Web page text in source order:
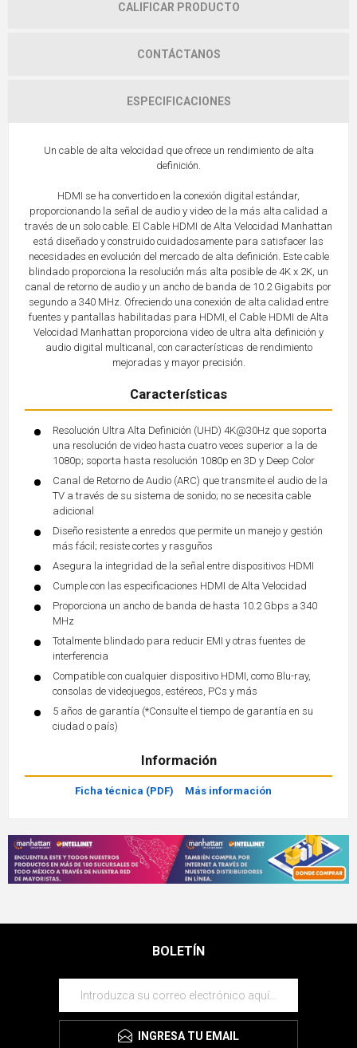
CALIFICAR PRODUCTO
CONTÁCTANOS
ESPECIFICACIONES
Un cable de alta velocidad que ofrece un rendimiento de alta
definición.
HDMI se ha convertido en la conexión digital estándar,
proporcionando la señal de audio y video de la más alta calidad a
través de un solo cable. El Cable HDMI de Alta Velocidad Manhattan
está diseñado y construido cuidadosamente para satisfacer las
necesidades en evolución del mercado de alta definición. Este cable
blindado proporciona la resolución más alta posible de 4K x 2K, un
canal de retorno de audio y un ancho de banda de 10.2 Gigabits por
segundo a 340 MHz. Ofreciendo una conexión de alta calidad entre
fuentes y pantallas habilitadas para HDMI, el Cable HDMI de Alta
Velocidad Manhattan proporciona video de ultra alta definición y
audio digital multicanal, con características de rendimiento
mejoradas y mayor precisión.
Características
Resolución Ultra Alta Definición (UHD) 4K@30Hz que soporta
una resolución de video hasta cuatro veces superior a la de
1080p; soporta hasta resolución 1080p en 3D y Deep Color
Canal de Retorno de Audio (ARC) que transmite el audio de la
TV a través de su sistema de sonido; no se necesita cable
adicional
Diseño resistente a enredos que permite un manejo y gestión
más fácil; resiste cortes y rasguños
Asegura la integridad de la señal entre dispositivos HDMI
Cumple con las especificaciones HDMI de Alta Velocidad
Proporciona un ancho de banda de hasta 10.2 Gbps a 340
MHz
Totalmente blindado para reducir EMI y otras fuentes de
interferencia
Compatible con cualquier dispositivo HDMI, como Blu-ray,
consolas de videojuegos, estéreos, PCs y más
5 años de garantía (*Consulte el tiempo de garantía en su
ciudad o país)
Información
Ficha técnica (PDF) Más información
BOLETÍN
INGRESA TU EMAIL